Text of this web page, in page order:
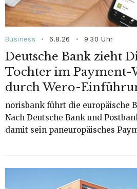
Business • 6.8.26 • 9:30 Uhr
Deutsche Bank zieht
Tochter im Payment-
durch Wero-
norisbank führt die europäische
Nach Deutsche Bank und
damit sein paneuropäisches